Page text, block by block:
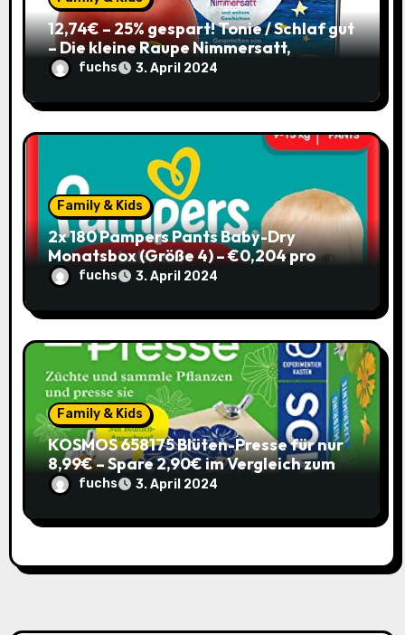
n12,74€ – 25% gespart! Tonie / Schlaf gut
– Die kleine Raupe Nimmersatt,
Hörbuch für Kinder ab 3 / mit Coupon
fuchs 3. April 2024
Family & Kids
2x 180 Pampers Pants Baby-Dry
Monatsbox (Größe 4) – €0,204 pro
Pants (Sparabo) – Spare €38,39
fuchs 3. April 2024
Family & Kids
KOSMOS 658175 Blüten-Presse für nur
8,99€ – Spare 2,90€ im Vergleich zum
alten Preis!
fuchs 3. April 2024